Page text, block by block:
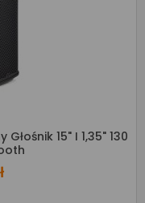
15" I 1,35" 130